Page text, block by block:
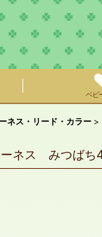
ベビ
ネス・リード・カラー >
ーネス みつば